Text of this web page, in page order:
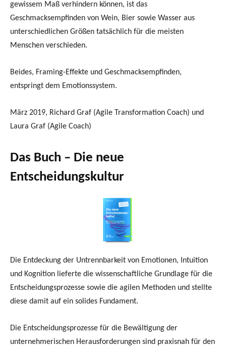
gewissem Maß verhindern können, ist das
Geschmacksempfinden von Wein, Bier sowie Wasser aus
unterschiedlichen Größen tatsächlich für die meisten
Menschen verschieden.
Beides, Framing-Effekte und Geschmacksempfinden,
entspringt dem Emotionssystem.
März 2019, Richard Graf (Agile Transformation Coach) und
Laura Graf (Agile Coach)
Das Buch – Die neue
Entscheidungskultur
Die Entdeckung der Untrennbarkeit von Emotionen, Intuition
und Kognition lieferte die wissenschaftliche Grundlage für die
Entscheidungsprozesse sowie die agilen Methoden und stellte
diese damit auf ein solides Fundament.
Die Entscheidungsprozesse für die Bewältigung der
unternehmerischen Herausforderungen sind praxisnah für den